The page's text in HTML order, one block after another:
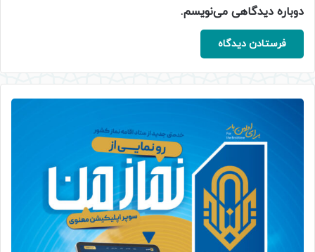
دوباره دیدگاهی می‌نویسم.